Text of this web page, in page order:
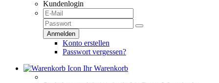
Kundenlogin
Konto erstellen
Passwort vergessen?
Ihr Warenkorb